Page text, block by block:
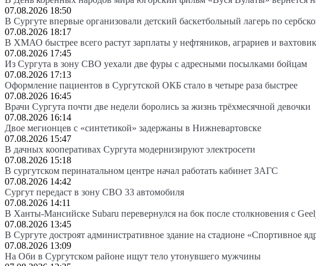
07.08.2026 18:50
В Сургуте впервые организовали детский баскетбольный лагерь по
07.08.2026 18:17
В ХМАО быстрее всего растут зарплаты у нефтяников, аграриев и
07.08.2026 17:45
Из Сургута в зону СВО уехали две фуры с адресными посылками бойцам
07.08.2026 17:13
Оформление пациентов в Сургутской ОКБ стало в четыре раза быстрее
07.08.2026 16:45
Врачи Сургута почти две недели боролись за жизнь трёхмесячной девочки
07.08.2026 16:14
Двое мегионцев с «синтетикой» задержаны в Нижневартовске
07.08.2026 15:47
В дачных кооперативах Сургута модернизируют электросети
07.08.2026 15:18
В сургутском перинатальном центре начал работать кабинет ЗАГС
07.08.2026 14:42
Сургут передаст в зону СВО 33 автомобиля
07.08.2026 14:11
В Ханты-Мансийске Subaru перевернулся на бок после столкновения с
07.08.2026 13:45
В Сургуте достроят административное здание на стадионе «Спортивное
07.08.2026 13:09
На Оби в Сургутском районе ищут тело утонувшего мужчины